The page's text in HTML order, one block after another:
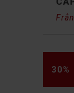
Från
30%